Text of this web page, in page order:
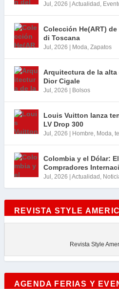
Jul, 2026 Actualidad ,
Colección He(ART)
di Toscana
Jul, 2026 Moda, Zapatos
Arquitectura de la
Dior Cigale
Jul, 2026 Bolsos
Louis Vuitton lanza
LV Drop 300
Jul, 2026 Hombre, Moda,
Colombia y el Dólar:
Compradores
Jul, 2026 Actualidad ,
REVISTA STYLE
Revista Style
AGENDA FERIAS Y